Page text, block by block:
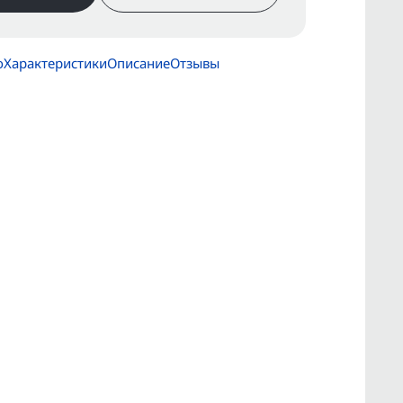
ХарактеристикиОписаниеОтзывы